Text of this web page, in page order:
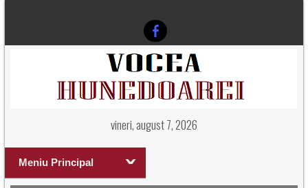
vineri, august 7, 2026
Meniu Principal